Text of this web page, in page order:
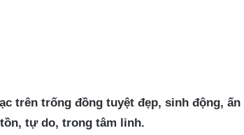
trên trống đồng tuyệt đẹp, sinh động, ấn
tự do, trong tâm linh.